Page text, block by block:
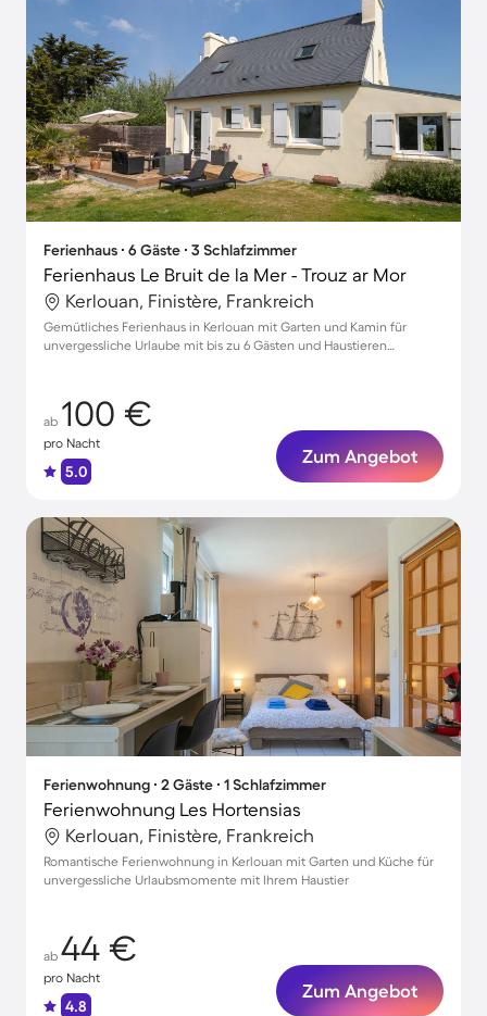
Ferienhaus ∙ 6 Gäste ∙ 3 Schlafzimmer
Ferienhaus Le Bruit de la Mer - Trouz ar Mor
Kerlouan, Finistère, Frankreich
Gemütliches Ferienhaus in Kerlouan mit Garten und Kamin für
unvergessliche Urlaube mit bis zu 6 Gästen und Haustieren
ab 100 €
pro Nacht
5.0
Zum Angebot
Ferienwohnung ∙ 2 Gäste ∙ 1 Schlafzimmer
Ferienwohnung Les Hortensias
Kerlouan, Finistère, Frankreich
Romantische Ferienwohnung in Kerlouan mit Garten und Küche für
unvergessliche Urlaubsmomente mit Ihrem Haustier
ab 44 €
pro Nacht
4.8
Zum Angebot